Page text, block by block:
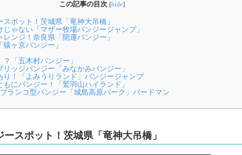
この記事の目次 [hide]
ポット！茨城県「竜神大吊橋」
ゃない「マザー牧場バンジージャンプ」
ンジ！奈良県「開運バンジー」
ヶ京バンジー」
「五木村バンジー」
ッジバンジー「みなかみバンジー」
り！「よみうりランド」バンジージャンプ
にバンジー！「鷲羽山ハイランド」
ランコ型バンジー「城島高原パーク」バードマン
ースポット！茨城県「竜神大吊橋」